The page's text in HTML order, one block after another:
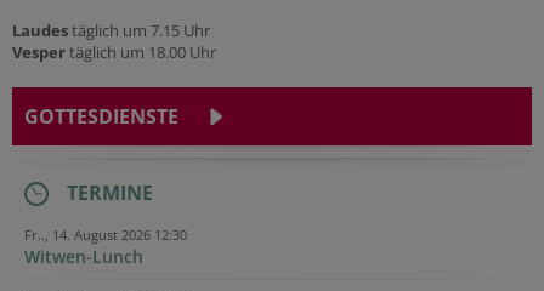
Laudestäglich um 7.15 Uhr
Vespertäglich um 18.00 Uhr
GOTTESDIENSTE
TERMINE
Fr.., 14. August 2026 12:30
Witwen-Lunch